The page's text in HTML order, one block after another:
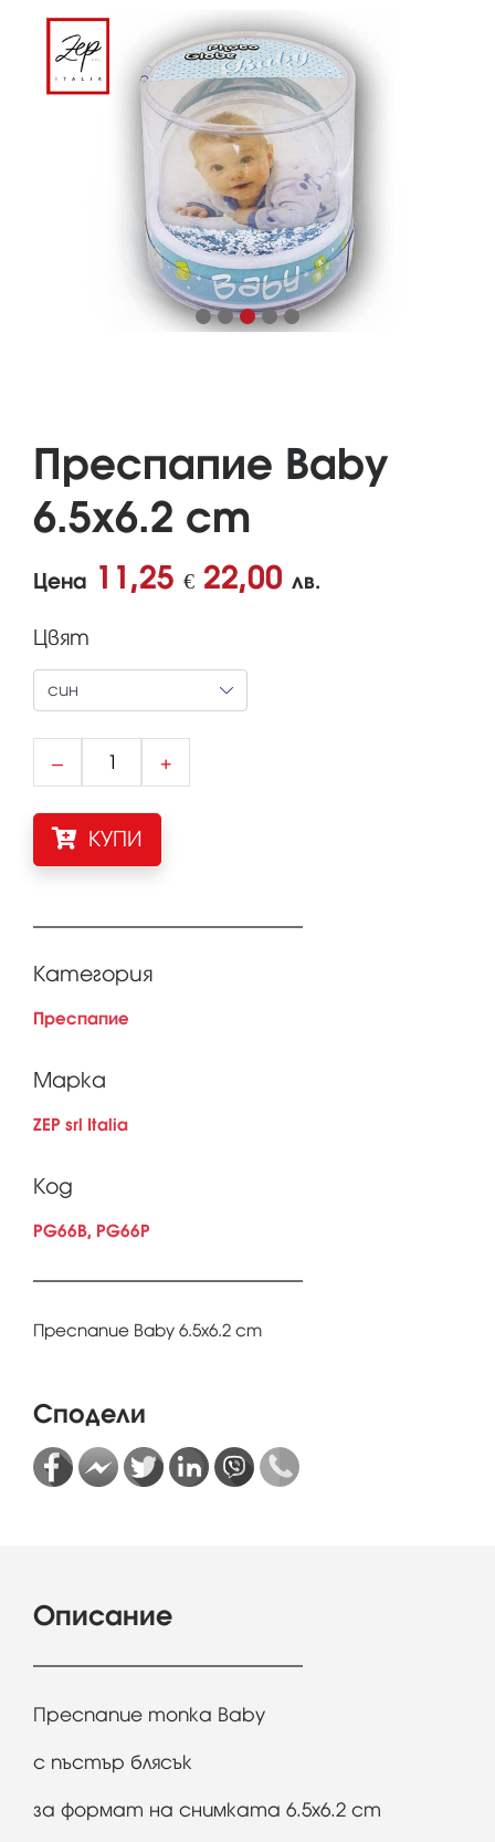
Преспапие Baby
6.5x6.2 cm
Цена 11,25 € 22,00 лв.
Цвят
– +
КУПИ
Категория
Преспапие
Марка
ZEP srl Italia
Код
PG66B, PG66P
Преспапие Baby 6.5x6.2 cm
Сподели
Описание
Преспапие топка Baby
с пъстър блясък
за формат на снимката 6.5x6.2 cm